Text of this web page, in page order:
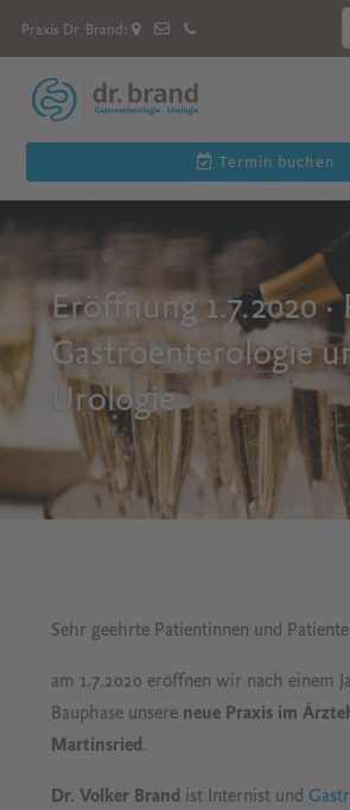
Praxis Dr. Brand:
Termin buchen
Eröffnung 1.7.2020
Gastroenterologie
Urologie
Sehr geehrte Patientinnen und
am 1.7.2020 eröffnen wir nach einem
Bauphase unsere neue Praxis im
Martinsried .
Dr. Volker Brand ist Internist und